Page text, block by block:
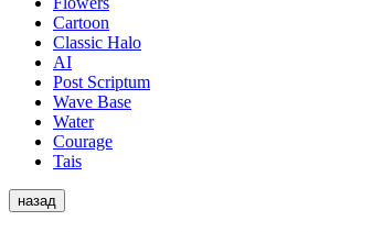
Cartoon
Classic Halo
AI
Post Scriptum
Wave Base
Water
Courage
Tais
назад